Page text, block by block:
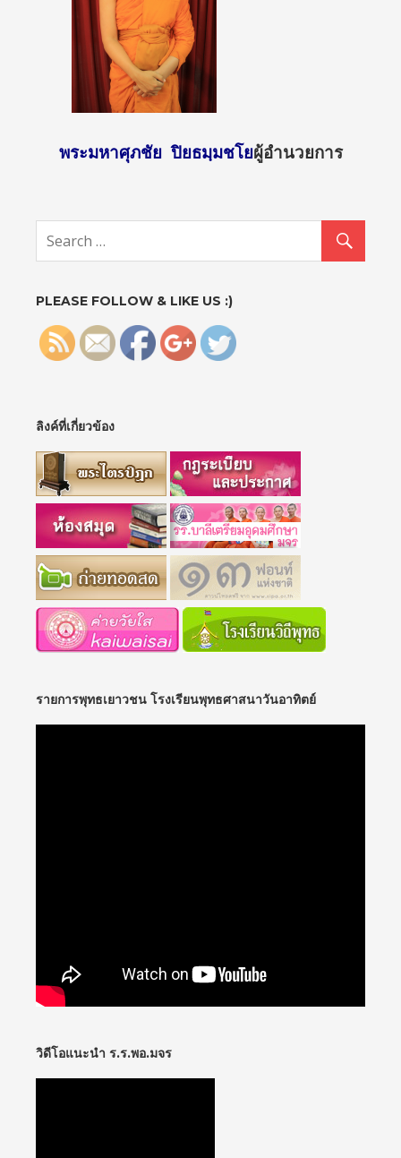
พระมหาศุภชัย ปิยธมฺมชโยผู้อำนวยการ
PLEASE FOLLOW & LIKE US :)
http://sun
ac.th/?
nt_id=121
2">
ลิงค์ที่เกี่ยวข้อง
รายการพุทธเยาวชน โรงเรียนพุทธศาสนาวันอาทิตย์
วิดีโอแนะนำ ร.ร.พอ.มจร